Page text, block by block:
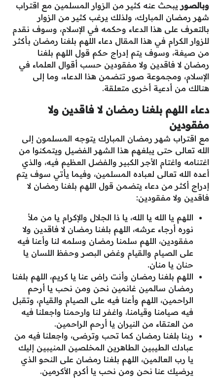
وبالصور يبحث عنه كثير من الزوار المسلمين مع اقتراب
شهر رمضان المبارك، ولذلك يرغب كثير من الزوار
بالتعرف على هذا الدعاء وحكمه في الإسلام، وسوف نقدم
للزوار الكرام في هذا المقال دعاء اللهم بلغنا رمضان بأكثر
من صيغة، وسوف يتم إدراج حكم قول اللهم بلغنا
رمضان لا فاقدين ولا مفقودين حسب أقوال العلماء في
الإسلام، ومجموعة صور تتضمن هذا الدعاء، وما إلى
هنالك من أدعية أخرى متعلقة.
دعاء اللهم بلغنا رمضان لا فاقدين ولا
مفقودين
مع اقتراب شهر رمضان المبارك يتوجه المسلمون إلى
الله تعالى حتى يبلغهم هذا الشهر الفضيل ويتمكنوا من
اغتنامه واغتام الأجر الكبير والفضل العظيم فيه، والذي
أعده الله تعالى لعباده المسلمين، وفيما يأتي سوف يتم
إدراج أكثر من دعاء يتضمن قول اللهم بلغنا رمضان لا
فاقدين ولا مفقودين:
اللهم يا الله يا الله، يا ذا الجلال والإكرام يا من ملأ
نوره أرجاء عرشه، اللهم بلغنا رمضان لا فاقدين ولا
مفقودين، اللهم سلمنا رمضان وسلمه لنا وأعنا فيه
على الصيام والقيام وغض البصر وحفظ اللسان يا
حنان يا منان.
اللهم بلغنا رمضان وأنت راض عنا يا كريم، اللهم بلغنا
رمضان سالمين غانمين نحن ومن نحب يا أرحم
الراحمين، اللهم وأعنا فيه على الصيام والقيام، وتقبل
فيه صيامنا وقيامنا، واغفر لنا وارحمنا واجعلنا فيه
من العتقاء من النيران يا أرحم الراحمين.
ربنا بلغنا رمضان كما تحب وترضى، واجعلنا فيه من
عبادك الطيبين الطاهرين المخلصين المنيبين إليك
يا رب العالمين، اللهم بلغنا رمضان على النحو الذي
يرضيك عنا نحن ومن نحب يا أكرم الأكرمين.